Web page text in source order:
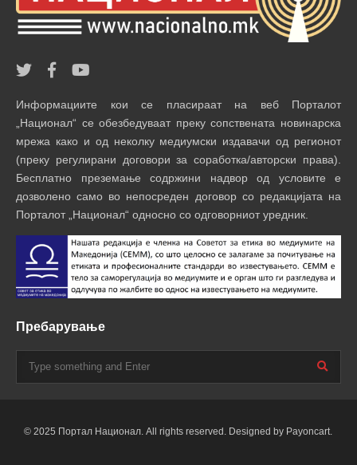
Информациите кои се пласираат на веб Порталот
„Национал“ се обезбедуваат преку сопствената новинарска
мрежа како и од неколку медиумски издавачи од регионот
(преку регулирани договори за соработка/авторски права).
Бесплатно преземање содржини надвор од условите е
дозволено само во непосреден договор со редакцијата на
Порталот „Национал“ односно со одговорниот уредник.
Пребарување
© 2025 Портал Национал. All rights reserved. Designed by Payoncart.